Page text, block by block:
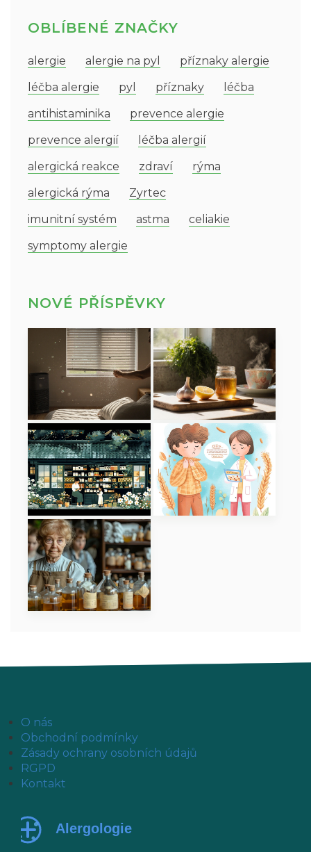
OBLÍBENÉ ZNAČKY
alergie alergie na pyl
příznaky alergie
léčba alergie
pyl příznaky
léčba
antihistaminika
prevence alergie
prevence alergií
léčba alergií
alergická reakce
zdraví
rýma
alergická rýma
Zyrtec
imunitní systém
astma
celiakie
symptomy alergie
NOVÉ PŘÍSPĚVKY
O nás
Obchodní podmínky
Zásady ochrany osobních údajů
RGPD
Kontakt